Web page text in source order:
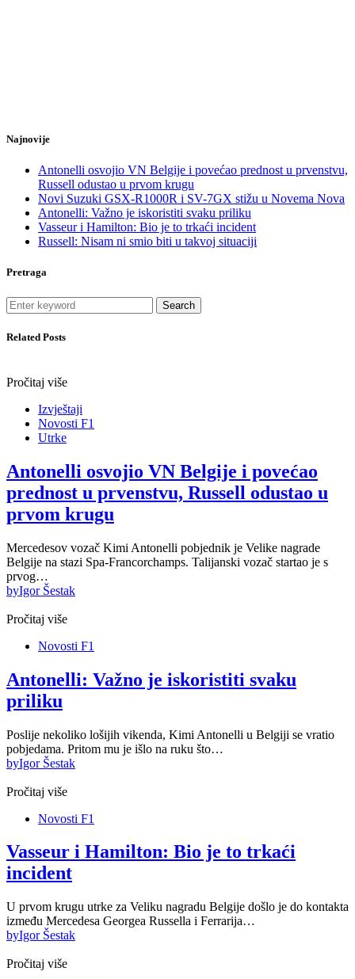
Najnovije
Antonelli osvojio VN Belgije i povećao prednost u prvenstvu,
Russell odustao u prvom krugu
Novi Suzuki GSX-R1000R i SV-7GX stižu u Novema Nova
Antonelli: Važno je iskoristiti svaku priliku
Vasseur i Hamilton: Bio je to trkaći incident
Russell: Nisam ni smio biti u takvoj situaciji
Pretraga
Search
Related Posts
Pročitaj više
Izvještaji
Novosti F1
Utrke
Antonelli osvojio VN Belgije i povećao
prednost u prvenstvu, Russell odustao u
prvom krugu
Mercedesov vozač Kimi Antonelli pobjednik je Velike nagrade
Belgije na stazi Spa-Francorchamps. Talijanski vozač startao je s
prvog…
byIgor Šestak
Pročitaj više
Novosti F1
Antonelli: Važno je iskoristiti svaku
priliku
Poslije nekoliko lošijih vikenda, Kimi Antonelli u Belgiji se vratio
pobjedama. Pritom mu je išlo na ruku što…
byIgor Šestak
Pročitaj više
Novosti F1
Vasseur i Hamilton: Bio je to trkaći
incident
U prvom krugu utrke za Veliku nagradu Belgije došlo je do kontakta
između Mercedesa Georgea Russella i Ferrarija…
byIgor Šestak
Pročitaj više